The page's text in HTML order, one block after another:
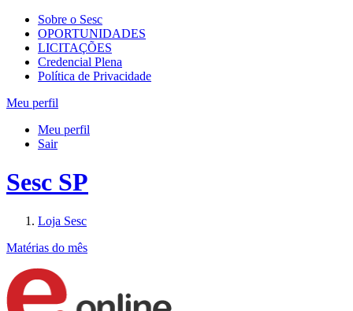
Sobre o Sesc
OPORTUNIDADES
LICITAÇÕES
Credencial Plena
Política de Privacidade
Meu perfil
Meu perfil
Sair
Sesc SP
Loja Sesc
Matérias do mês